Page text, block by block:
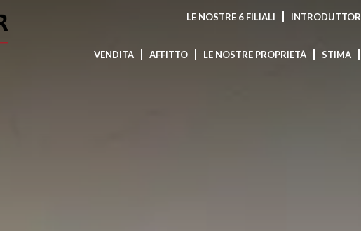
LE NOSTRE 6 FILIALI
VENDITA AFFITTO LE NOSTRE PROPRIETÀ STIMA